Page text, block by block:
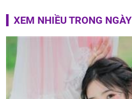
XEM NHIỀU TRONG NGÀY